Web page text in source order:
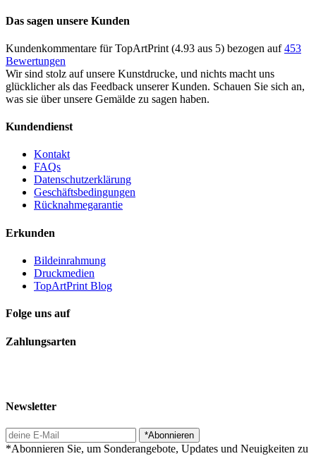
Das sagen unsere Kunden
Kundenkommentare für TopArtPrint (4.93 aus 5) bezogen auf453
Bewertungen
Wir sind stolz auf unsere Kunstdrucke, und nichts macht uns
glücklicher als das Feedback unserer Kunden. Schauen Sie sich an,
was sie über unsere Gemälde zu sagen haben.
Kundendienst
Kontakt
FAQs
Datenschutzerklärung
Geschäftsbedingungen
Rücknahmegarantie
Erkunden
Bildeinrahmung
Druckmedien
TopArtPrint Blog
Folge uns auf
Zahlungsarten
Newsletter
*Abonnieren
*Abonnieren Sie, um Sonderangebote, Updates und Neuigkeiten zu